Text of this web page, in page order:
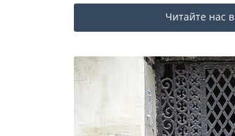
Читайте нас в